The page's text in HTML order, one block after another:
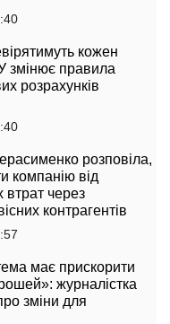
кожен
змінює правила
розрахунків
розповіла,
компанію від
втрат через
контрагентів
має прискорити
журналістка
зміни для